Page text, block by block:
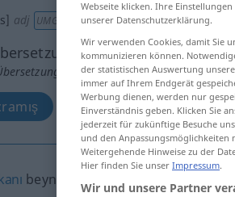
adj UMG
anklicken/antippen)
beynine sıçramış (bir halde)
Webseite klicken. Ihre
unserer Datenschutzerklärung.
Wir verwenden Cookies, damit Sie
kommunizieren können.
der statistischen Auswertung
immer auf Ihrem Endgerät
Werbung dienen, werden nur
Einverständnis geben. Klicken Sie
jederzeit für zukünftige Besuche
und den Anpassungsmöglichkeiten
Weitergehende Hinweise zu der
Hier finden Sie unser Impressum.
Wir und unsere Partner